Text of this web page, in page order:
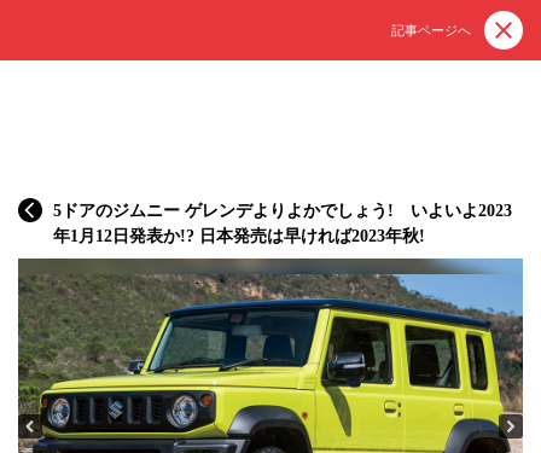
記事ページへ
5ドアのジムニー ゲレンデよりよかでしょう! いよいよ2023
年1月12日発表か!? 日本発売は早ければ2023年秋!